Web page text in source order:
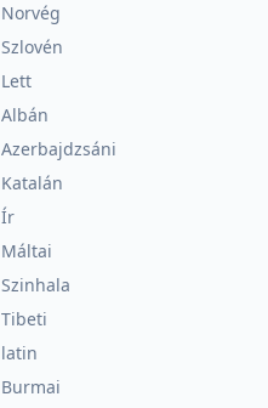
Norvég
Szlovén
Lett
Albán
Azerbajdzsáni
Katalán
Ír
Máltai
Szinhala
Tibeti
latin
Burmai